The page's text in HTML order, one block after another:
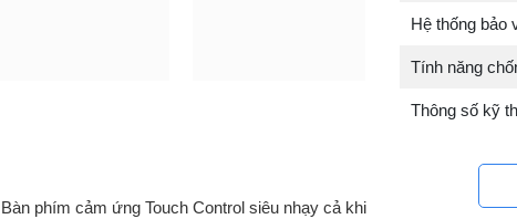
Bàn phím cảm ứng Touch Control siêu nhạy cả khi
Hệ thống bảo
Tính năng
Thông số kỹ